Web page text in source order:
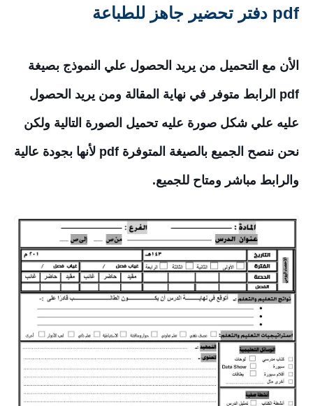
pdf دفتر تحضير جاهز للطباعة
الأن مع التحميل من يريد الحصول علي النموذج بصيغة
pdf الرابط متوفر في نهاية المقالة ومن يريد الحصول
عليه علي شكل صورة عليه تحميل الصورة التالية ولكن
نحن ننصح الجميع بالصيغة المتوفرة pdf لأنها بجودة عالية
والرابط مباشر ومتاح للجميع.